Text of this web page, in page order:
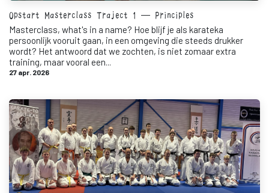
Opstart Masterclass Traject 1 — Principles
Masterclass, what's in a name? Hoe blijf je als karateka
persoonlijk vooruit gaan, in een omgeving die steeds drukker
wordt? Het antwoord dat we zochten, is niet zomaar extra
training, maar vooral een...
27 apr. 2026